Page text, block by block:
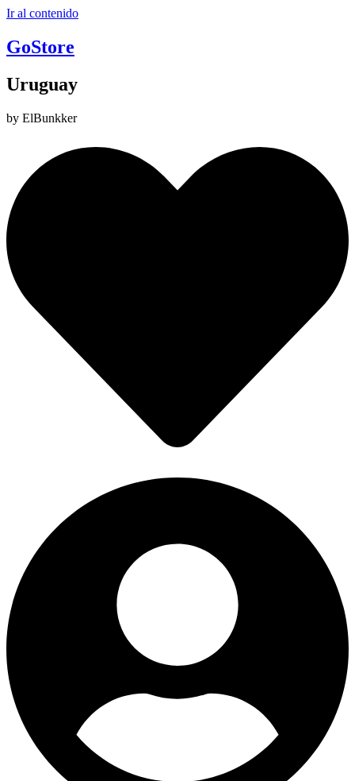
Ir al contenido
GoStore
Uruguay
by ElBunkker